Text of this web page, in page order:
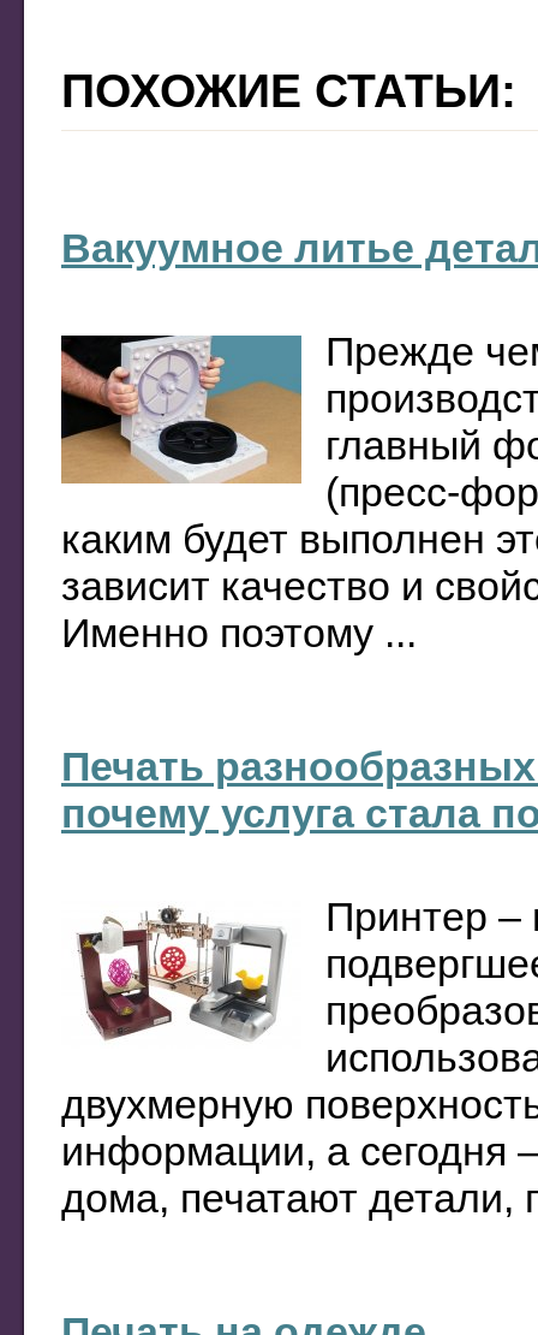
ПОХОЖИЕ СТАТЬИ:
Вакуумное литье
Прежде
главный
(пресс-
каким будет выполнен
зависит качество и
Именно поэтому ...
Печать
почему услуга стала
Принтер –
двухмерную
информации, а сегодня
дома, печатают детали,